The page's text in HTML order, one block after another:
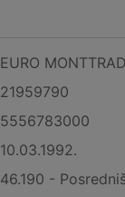
EURO
21959790
5556783000
10.03.1992.
46.190 -